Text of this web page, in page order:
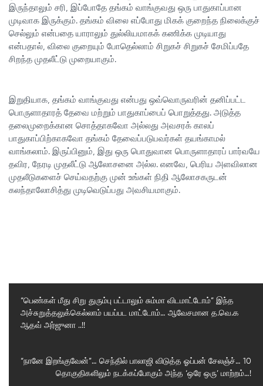
இருந்தாலும் சரி, இப்போதே தங்கம் வாங்குவது ஒரு பாதுகாப்பான
முடிவாக இருக்கும். தங்கம் விலை எப்போது மிகக் குறைந்த நிலைக்குச்
செல்லும் என்பதை யாராலும் துல்லியமாகக் கணிக்க முடியாது
என்பதால், விலை குறையும் போதெல்லாம் சிறுகச் சிறுகச் சேமிப்பதே
சிறந்த முதலீட்டு முறையாகும்.
இறுதியாக, தங்கம் வாங்குவது என்பது ஒவ்வொருவரின் தனிப்பட்ட
பொருளாதாரத் தேவை மற்றும் பாதுகாப்பைப் பொறுத்தது. அடுத்த
தலைமுறைக்கான சொத்தாகவோ அல்லது அவசரக் காலப்
பாதுகாப்பிற்காகவோ தங்கம் தேவைப்படுபவர்கள் தயங்காமல்
வாங்கலாம். இருப்பினும், இது ஒரு பொதுவான பொருளாதாரப் பார்வயே
தவிர, நேரடி முதலீட்டு ஆலோசனை அல்ல. எனவே, பெரிய அளவிலான
முதலீடுகளைச் செய்வதற்கு முன் உங்கள் நிதி ஆலோசகருடன்
கலந்தாலோசித்து முடிவெடுப்பது அவசியமாகும்.
Previous
Post
“பெண்கள் மீது சிறு துரும்பு பட்டாலும் சும்மா விடமாட்டோம்” இந்த
அச்சுறுத்தலுக்கெல்லாம் பயப்பட மாட்டோம்… ஆவேசமான த.வெ.க
ஆதவ் அர்ஜுனா ..!!
Next
“நானே இறங்குவேன்”… செந்தில் பாலாஜி விடுத்த ஓப்பன் சேலஞ்ச்… 10
தொகுதிகளிலும் நடக்கப்போகும் அந்த ‘ஒரே ஒரு’ மாற்றம்…!